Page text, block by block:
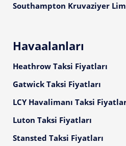
Southampton Kruvaziyer
Havaalanları
Heathrow Taksi Fiyatları
Gatwick Taksi Fiyatları
LCY Havalimanı Taksi
Luton Taksi Fiyatları
Stansted Taksi Fiyatları